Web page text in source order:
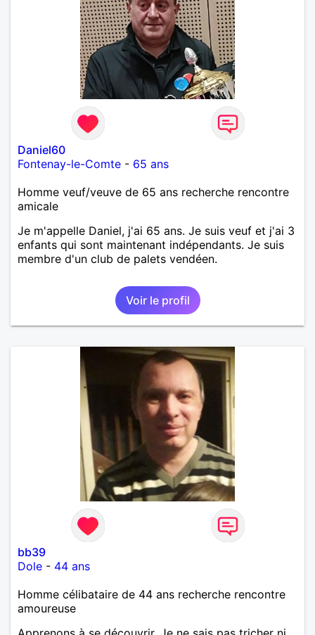
Daniel60
Fontenay-le-Comte - 65 ans
Homme veuf/veuve de 65 ans recherche rencontre
amicale
Je m'appelle Daniel, j'ai 65 ans. Je suis veuf et j'ai 3
enfants qui sont maintenant indépendants. Je suis
membre d'un club de palets vendéen.
Voir le profil
bb39
Dole - 44 ans
Homme célibataire de 44 ans recherche rencontre
amoureuse